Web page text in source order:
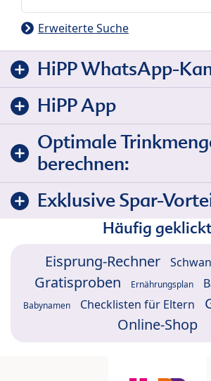
Erweiterte Suche
HiPP WhatsApp-
HiPP App
Optimale
berechnen:
Exklusive Spar-
Häufig
Eisprung-Rechner
Gratisproben Ernährungsplan
Babynamen Checklisten für Eltern
Online-Shop